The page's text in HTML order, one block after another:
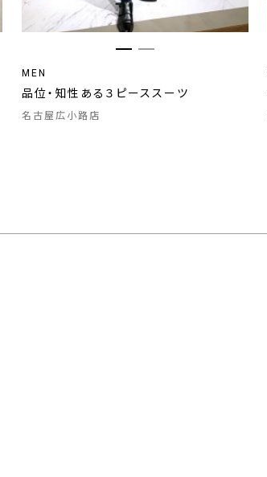
MEN
品位・知性ある３ピーススーツ
名古屋広小路店